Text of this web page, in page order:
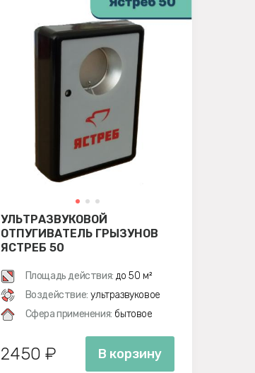
УЛЬТРАЗВУКОВОЙ
ОТПУГИВАТЕЛЬ ГРЫЗУНОВ
ЯСТРЕБ 50
Площадь действия: до 50 м²
Воздействие: ультразвуковое
Сфера применения: бытовое
2450 ₽ В корзину